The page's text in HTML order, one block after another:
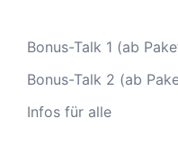
Bonus-Talk 1 (ab
Bonus-Talk 2 (ab
Infos für alle